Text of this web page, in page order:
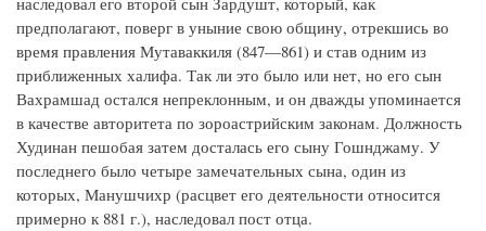
предполагают, поверг в уныние свою общину, отрекшись во
время правления Мутаваккиля (847—861) и став одним из
приближенных халифа. Так ли это было или нет, но его сын
Вахрамшад остался непреклонным, и он дважды упоминается
в качестве авторитета по зороастрийским законам. Должность
Худинан пешобая затем досталась его сыну Гошнджаму. У
последнего было четыре замечательных сына, один из
которых, Манушчихр (расцвет его деятельности относится
примерно к 881 г.), наследовал пост отца.